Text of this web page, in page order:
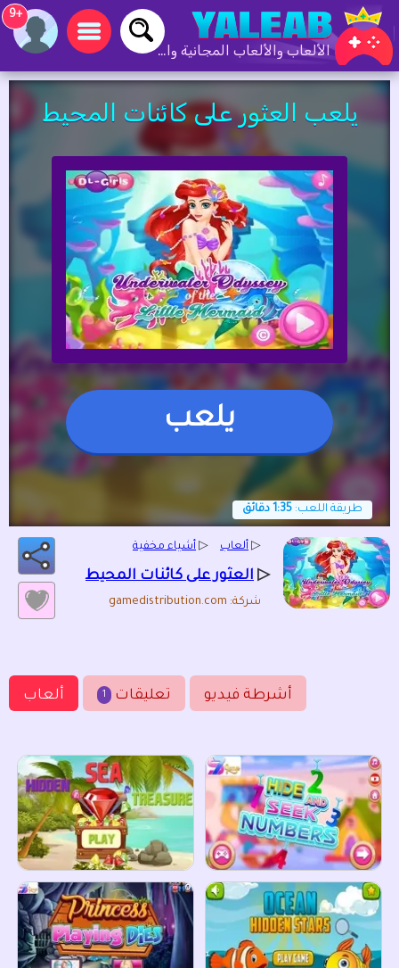
الألعاب والألعاب المجانية والألعاب عبر الإنترنت
+9
يلعب العثور على كائنات المحيط
يلعب
طريقة اللعب: 1:35 دقائق
▷ ألعاب ▷ أشياء مخفية
▷ العثور على كائنات المحيط
شركة: gamedistribution.com
ألعاب 1 تعليقات أشرطة فيديو